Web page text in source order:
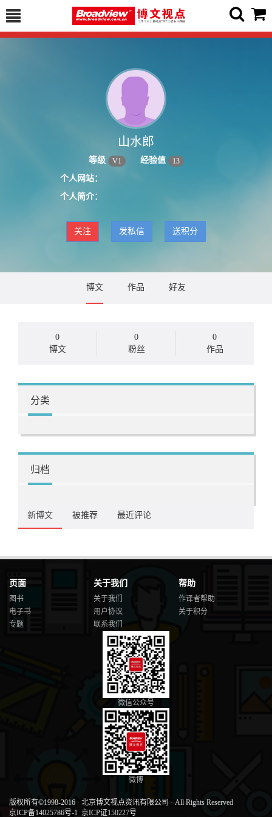
山水郎
等级 V1 经验值 13
个人网站：
个人简介：
关注 发私信 送积分
博文 作品 好友
0
博文
0
粉丝
0
作品
分类
归档
新博文 被推荐 最近评论
页面
图书
电子书
专题
关于我们
关于我们
用户协议
联系我们
帮助
作译者帮助
关于积分
微信公众号
微博
版权所有©1998-2016 · 北京博文视点资讯有限公司 · All Rights Reserved
京ICP备14025786号-1 京ICP证150227号